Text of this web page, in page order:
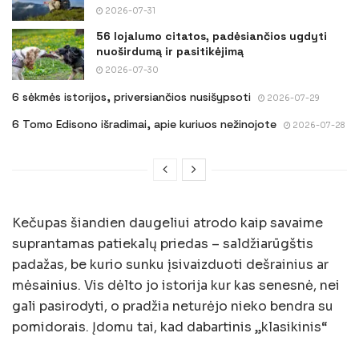
2026-07-31
56 lojalumo citatos, padėsiančios ugdyti
nuoširdumą ir pasitikėjimą
2026-07-30
6 sėkmės istorijos, priversiančios nusišypsoti 2026-07-29
6 Tomo Edisono išradimai, apie kuriuos nežinojote 2026-07-28
Kečupas šiandien daugeliui atrodo kaip savaime
suprantamas patiekalų priedas – saldžiarūgštis
padažas, be kurio sunku įsivaizduoti dešrainius ar
mėsainius. Vis dėlto jo istorija kur kas senesnė, nei
gali pasirodyti, o pradžia neturėjo nieko bendra su
pomidorais. Įdomu tai, kad dabartinis „klasikinis“